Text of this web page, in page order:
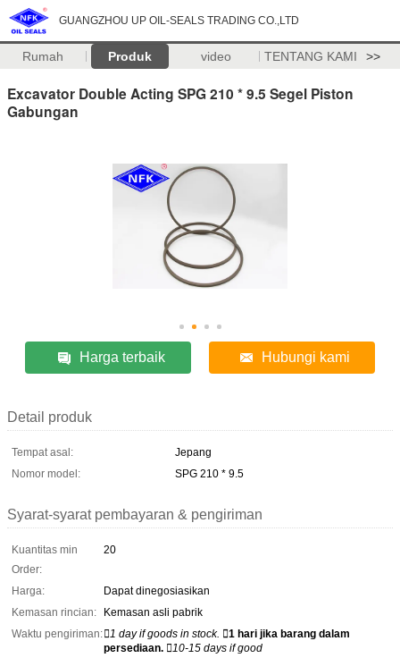
GUANGZHOU UP OIL-SEALS TRADING CO.,LTD
Rumah Produk video TENTANG KAMI >>
Excavator Double Acting SPG 210 * 9.5 Segel Piston
Gabungan
Harga terbaik Hubungi kami
Detail produk
Tempat asal:
Jepang
Nomor model:
SPG 210 * 9.5
Syarat-syarat pembayaran & pengiriman
Kuantitas min
Order:
20
Harga:
Dapat dinegosiasikan
Kemasan rincian:
Kemasan asli pabrik
Waktu pengiriman:1 day if goods in stock. 1 hari jika barang dalam
persediaan. 10-15 days if good